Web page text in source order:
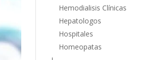
Hemodialisis Clínicas
Hepatologos
Hospitales
Homeopatas